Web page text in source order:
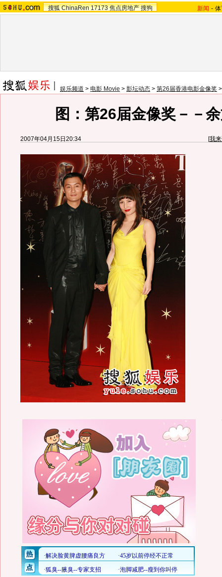
搜狐 ChinaRen 17173 焦点房地产 搜狗 新闻 -
娱乐频道 > 电影 Movie > 影坛动态 > 第26届香港电影金像奖
图：第26届金像奖－－
2007年04月15日20:34 [我